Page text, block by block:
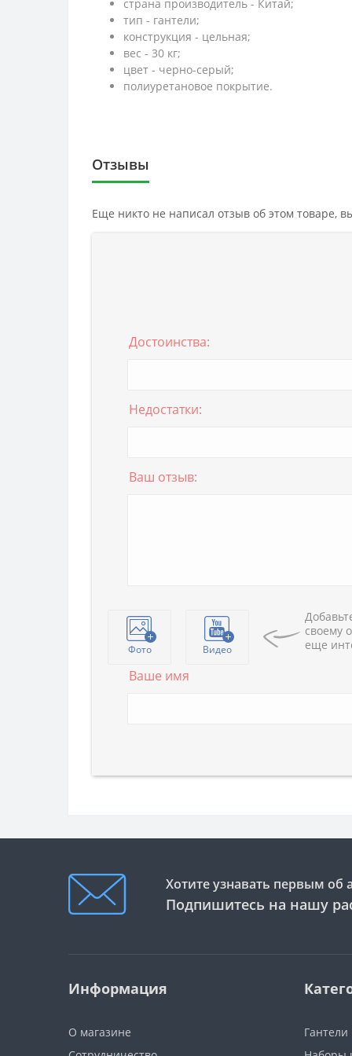
страна производитель - Китай;
тип - гантели;
конструкция - цельная;
вес - 30 кг;
цвет - черно-серый;
полиуретановое покрытие.
Отзывы
Еще никто не написал отзыв об этом товаре,
Достоинства:
Недостатки:
Ваш отзыв:
Фото Видео
своему
еще
Ваше имя
Хотите узнавать первым об
Подпишитесь на нашу
Информация
О магазине
Гантели